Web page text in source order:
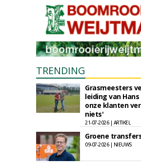
TRENDING
Grasmeesters
leiding van Hans
onze klanten
niets'
21-07-2026 | ARTIKEL
Groene
09-07-2026 | NIEUWS